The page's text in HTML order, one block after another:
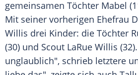
gemeinsamen Töchter Mabel
Mit seiner vorherigen Ehefrau
Willis drei Kinder: die Töchter
(30) und Scout LaRue Willis
unglaublich", schrieb letztere